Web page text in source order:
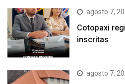
agosto 7,
Cotopaxi
inscritas
agosto 7,